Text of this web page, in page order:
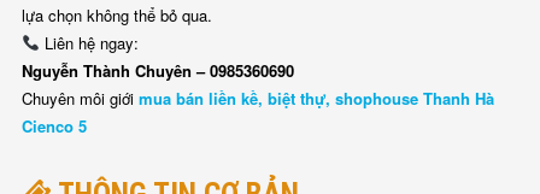
lựa chọn không thể bỏ qua.
Liên hệ ngay:
Nguyễn Thành Chuyên – 0985360690
Chuyên môi giới mua bán liền kề, biệt thự, shophouse Thanh Hà
Cienco 5